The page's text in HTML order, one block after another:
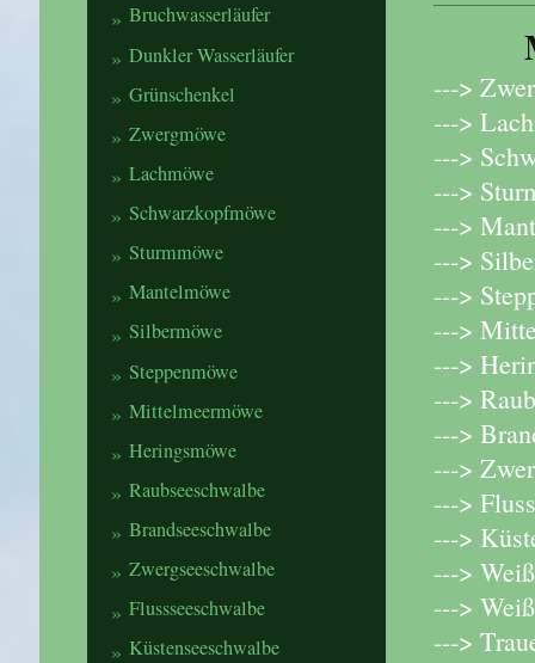
--->
--->
--->
--->
--->
--->
--->
--->
--->
--->
--->
--->
--->
--->
--->
--->
--->
Bruchwasserläufer
Dunkler Wasserläufer
Grünschenkel
Zwergmöwe
Lachmöwe
Schwarzkopfmöwe
Sturmmöwe
Mantelmöwe
Silbermöwe
Steppenmöwe
Mittelmeermöwe
Heringsmöwe
Raubseeschwalbe
Brandseeschwalbe
Zwergseeschwalbe
Flussseeschwalbe
Küstenseeschwalbe